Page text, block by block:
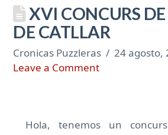
XVI CONCURS
DE CATLLAR
Cronicas Puzzleras 24 agosto,
Leave a Comment
Hola, tenemos un